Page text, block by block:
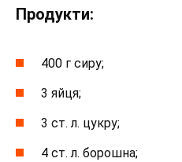
Продукти:
400 г сиру;
3 яйця;
3 ст. л. цукру;
4 ст. л. борошна;